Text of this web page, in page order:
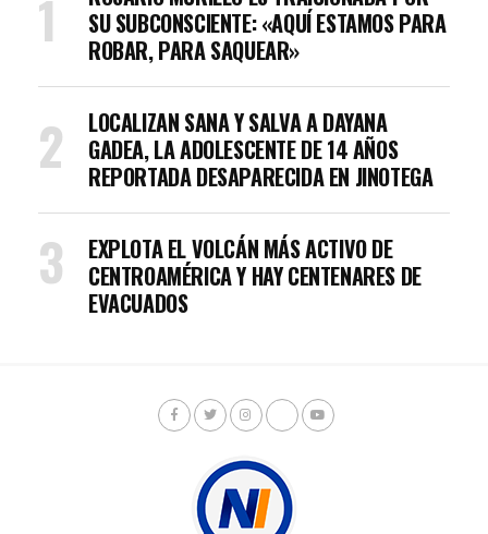
SU SUBCONSCIENTE: «AQUÍ ESTAMOS PARA
ROBAR, PARA SAQUEAR»
LOCALIZAN SANA Y SALVA A DAYANA
GADEA, LA ADOLESCENTE DE 14 AÑOS
REPORTADA DESAPARECIDA EN JINOTEGA
EXPLOTA EL VOLCÁN MÁS ACTIVO DE
CENTROAMÉRICA Y HAY CENTENARES DE
EVACUADOS